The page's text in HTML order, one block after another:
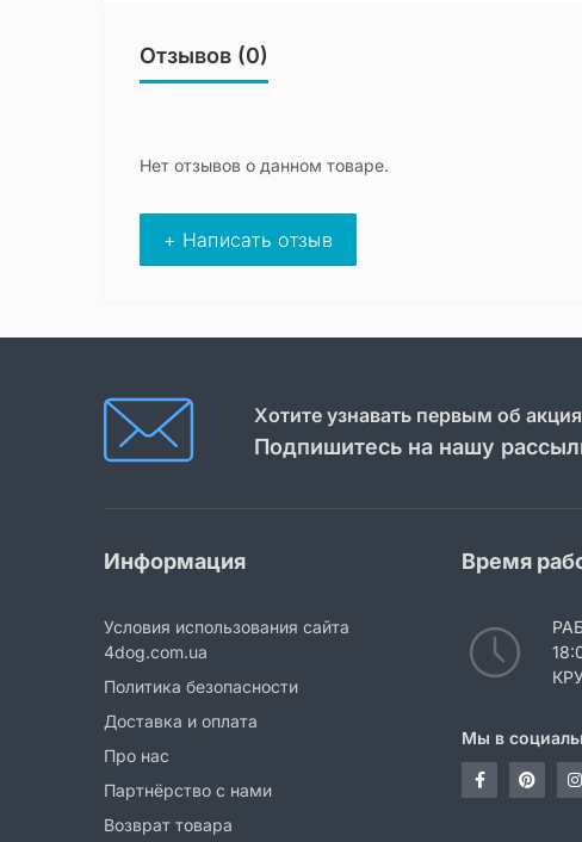
Отзывов (0)
Нет отзывов о данном товаре.
+ Написать отзыв
Хотите узнавать первым об
Подпишитесь на нашу
Информация
Условия использования сайта
4dog.com.ua
Политика безопасности
Доставка и оплата
Про нас
Партнёрство с нами
Возврат товара
Время
Мы в